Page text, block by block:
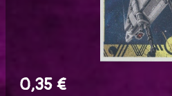
0,35 €